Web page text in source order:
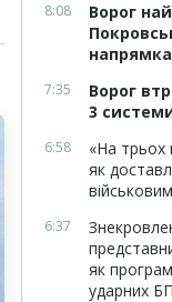
8:08
Ворог
7:35
Ворог
3
6:58
«На трьох
як
військовим
6:37
як
ударних